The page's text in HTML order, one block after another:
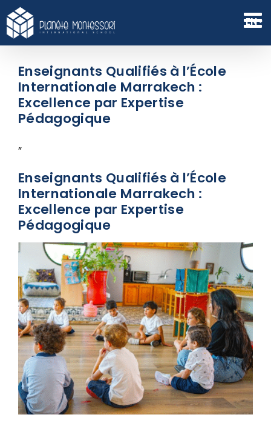
Skip
to
content
EN
Enseignants Qualifiés à l’École
Internationale Marrakech :
Excellence par Expertise
Pédagogique
”
Enseignants Qualifiés à l’École
Internationale Marrakech :
Excellence par Expertise
Pédagogique